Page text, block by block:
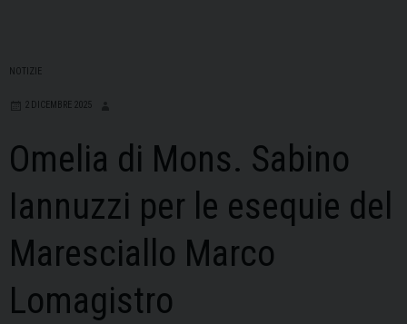
NOTIZIE
2 DICEMBRE 2025
Omelia di Mons. Sabino
Iannuzzi per le esequie del
Maresciallo Marco
Lomagistro